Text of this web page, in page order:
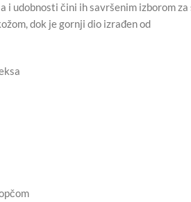
i udobnosti čini ih savršenim izborom za
dok je gornji dio izrađen od